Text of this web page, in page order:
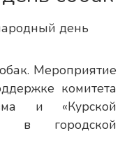
Мероприятие
комитета
и «Курской
в городской